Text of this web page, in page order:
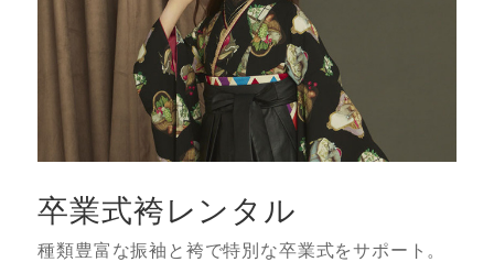
卒業式袴レンタル
種類豊富な振袖と袴で特別な卒業式をサポート。